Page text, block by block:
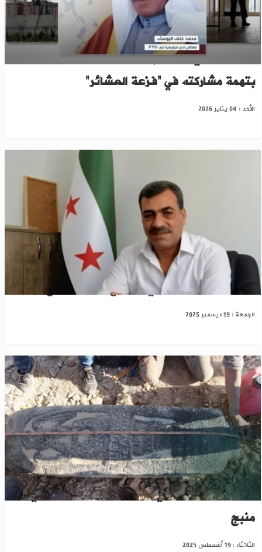
الرقة .. “ب ي د” تحكم على مُسن بالسجن عامين
بتهمة مشاركته في “فزعة العشائر"
الأحد : 04 يناير 2026
رحيل الكاتب والسياسي السوري حسن النيفي
الجمعة : 19 ديسمبر 2025
العثور على حجر أثري منحوت على شكل نسر في
منبج
الثلاثاء : 19 أغسطس 2025